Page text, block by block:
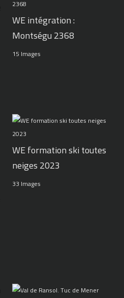
WE intégration :
Montségu 2368
15 Images
WE formation ski toutes
neiges 2023
33 Images